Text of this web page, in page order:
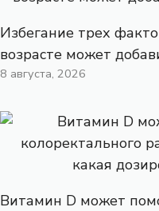
Избегание трех
возрасте может
8 августа, 2026
Витамин D может